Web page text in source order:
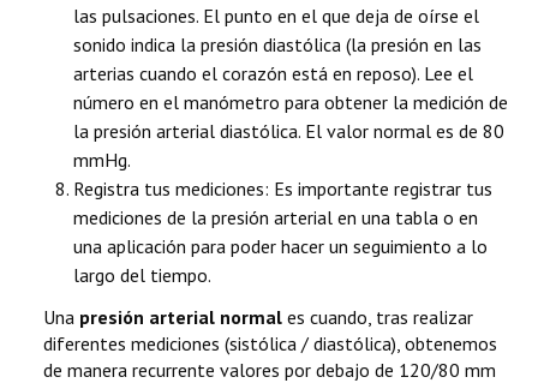
las pulsaciones. El punto en el que deja de oírse el
sonido indica la presión diastólica (la presión en las
arterias cuando el corazón está en reposo). Lee el
número en el manómetro para obtener la medición de
la presión arterial diastólica. El valor normal es de 80
mmHg.
Registra tus mediciones: Es importante registrar tus
mediciones de la presión arterial en una tabla o en
una aplicación para poder hacer un seguimiento a lo
largo del tiempo.
Una presión arterial normal es cuando, tras realizar
diferentes mediciones (sistólica / diastólica), obtenemos
de manera recurrente valores por debajo de 120/80 mm